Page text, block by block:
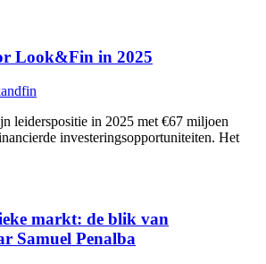
Look&Fin in 2025
leiderspositie in 2025 met €67 miljoen
investeringsopportuniteiten. Het
markt: de blik van
Samuel Penalba